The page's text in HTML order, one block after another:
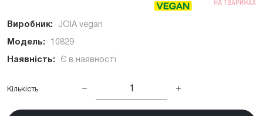
Виробник: JOIA vegan
Модель: 10829
Наявність: Є в наявності
Кількість